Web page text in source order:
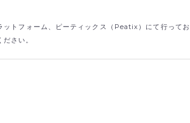
トフォーム、ピーティックス（Peatix）にて行ってお
さい。